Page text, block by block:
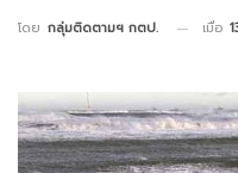
โดย กลุ่มติดตามฯ กตป. เมื่อ